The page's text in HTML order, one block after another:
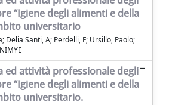
“Igiene degli alimenti e della
universitario
Delia Santi, A; Perdelli, F; Ursillo, Paolo;
ed attività professionale degli
“Igiene degli alimenti e della
universitario.